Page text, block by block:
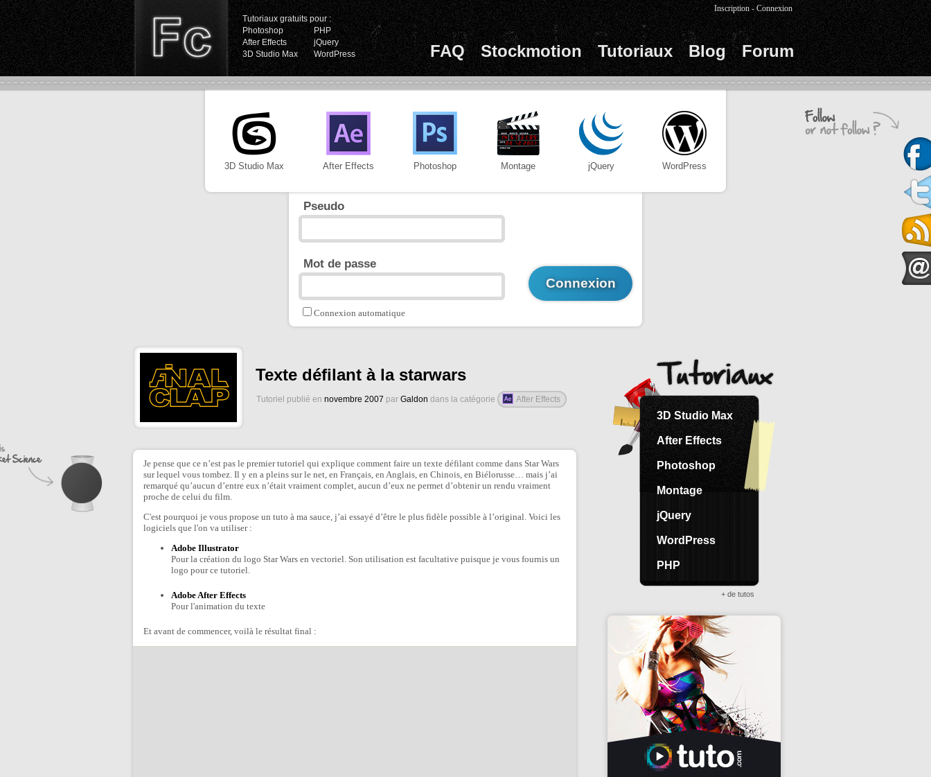
Tutoriaux gratuits pour :
Photoshop
PHP
After Effects
jQuery
3D Studio Max
WordPress FAQ Stockmotion Tutoriaux Blog Forum
Inscription -Connexion
3D Studio Max After Effects Photoshop Montage jQuery WordPress
Pseudo
Mot de passe
Connexion automatique
Texte défilant à la starwars
Tutoriel publié en novembre 2007 par Galdon dans la catégorie After Effects
Je pense que ce n’est pas le premier tutoriel qui explique comment faire un texte défilant comme dans Star Wars
sur lequel vous tombez. Il y en a pleins sur le net, en Français, en Anglais, en Chinois, en Biélorusse… mais j’ai
remarqué qu’aucun d’entre eux n’était vraiment complet, aucun d’eux ne permet d’obtenir un rendu vraiment
proche de celui du film.
C'est pourquoi je vous propose un tuto à ma sauce, j’ai essayé d’être le plus fidèle possible à l’original. Voici les
logiciels que l'on va utiliser :
Adobe Illustrator
Pour la création du logo Star Wars en vectoriel. Son utilisation est facultative puisque je vous fournis un
logo pour ce tutoriel.
Adobe After Effects
Pour l'animation du texte
Et avant de commencer, voilà le résultat final :
3D Studio Max
After Effects
Photoshop
Montage
jQuery
WordPress
PHP
+ de tutos